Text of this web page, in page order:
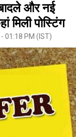
और नई
मिली पोस्टिंग
01:18 PM (IST)